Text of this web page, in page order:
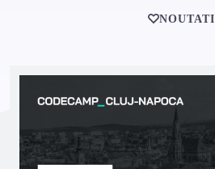
NOUTATI